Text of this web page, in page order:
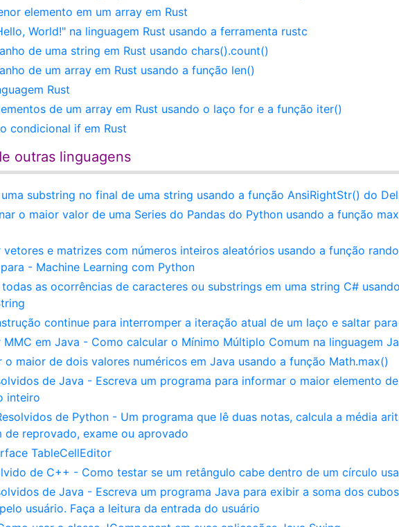
elemento em um array em Rust
World!" na linguagem Rust usando a ferramenta rustc
de uma string em Rust usando chars().count()
de um array em Rust usando a função len()
Rust
de um array em Rust usando o laço for e a função iter()
condicional if em Rust
outras linguagens
substring no final de uma string usando a função AnsiRightStr() do
o maior valor de uma Series do Pandas do Python usando a função
vetores e matrizes com números inteiros aleatórios usando a função
- Machine Learning com Python
as ocorrências de caracteres ou substrings em uma string C#
continue para interromper a iteração atual de um laço e saltar
MMC em Java - Como calcular o Mínimo Múltiplo Comum na linguagem
o maior de dois valores numéricos em Java usando a função Math.max()
de Java - Escreva um programa para informar o maior elemento
inteiro
de Python - Um programa que lê duas notas, calcula a média
de reprovado, exame ou aprovado
TableCellEditor
de C++ - Como testar se um retângulo cabe dentro de um círculo
de Java - Escreva um programa Java para exibir a soma dos
usuário. Faça a leitura da entrada do usuário